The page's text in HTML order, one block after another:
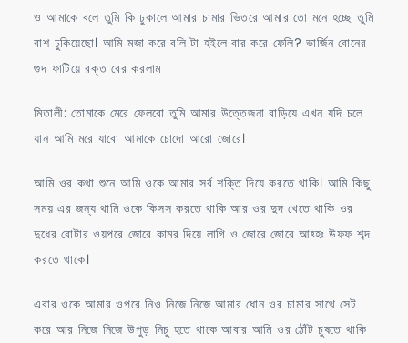
ও আমাকে বলে তুমি কি ঢুকালে আমার চামার ভিতরে আমার তো মনে হচ্ছে তুমি
বাশ ঢুকিয়েছো। আমি মজা করে বলি টা হইলে বার করে ফেলি? ভার্জিন বোনের
গুদ ফাটিয়ে রক্ত বের করলাম
মিতালী: তোমাকে মেরে ফেলবো তুমি আমার উত্তেজনা বাড়িযে এখন যদি চলে
যান আমি মরে যাবো আমাকে চোদো আরো জোরে।
আমি ওর কথা শুনে আমি ওকে আমার সর্ব শক্তি দিযে করতে থাকি। আমি কিছু
সময় এর জন্য থামি ওকে কিসস করতে থাকি আর ওর দুদ খেতে থাকি ওর
দুধের বোটার ওয়পরে জোরে কামর দিয়ে লাগি ও জোরে জোরে আহ্হঃ উফফ শব্দ
করতে থাকে।
এবার ওকে আমার ওপরে নিও নিজে নিজে আমার ধোন ওর চামার সাথে সেট
করে আর নিজে নিজে উপুড় নিচু হতে থাকে আবার আমি ওর ঠোঁট চুষতে থাকি